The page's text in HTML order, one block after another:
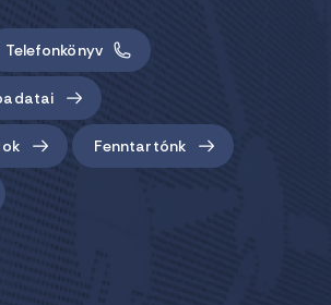
Telefonkönyv
Fenntartónk